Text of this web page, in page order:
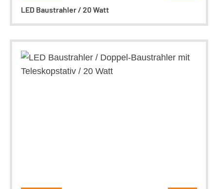
LED Baustrahler / 20 Watt